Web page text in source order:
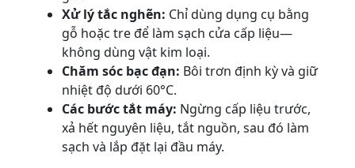
Xử lý tắc nghẽn: Chỉ dùng dụng cụ bằng
gỗ hoặc tre để làm sạch cửa cấp liệu—
không dùng vật kim loại.
Chăm sóc bạc đạn: Bôi trơn định kỳ và giữ
nhiệt độ dưới 60°C.
Các bước tắt máy: Ngừng cấp liệu trước,
xả hết nguyên liệu, tắt nguồn, sau đó làm
sạch và lắp đặt lại đầu máy.